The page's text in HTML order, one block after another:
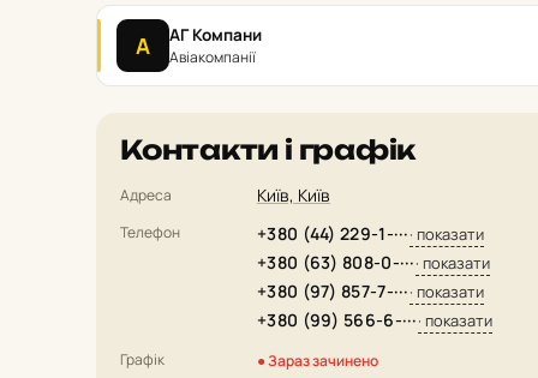
А АГ Компани
Авіакомпанії
Контакти і графік
Адреса Київ, Київ
Телефон +380 (44) 229-1-···· показати
+380 (63) 808-0-···· показати
+380 (97) 857-7-···· показати
+380 (99) 566-6-···· показати
Графік ● Зараз зачинено